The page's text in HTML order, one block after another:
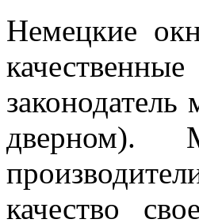
Немецкие
дверном).
качество